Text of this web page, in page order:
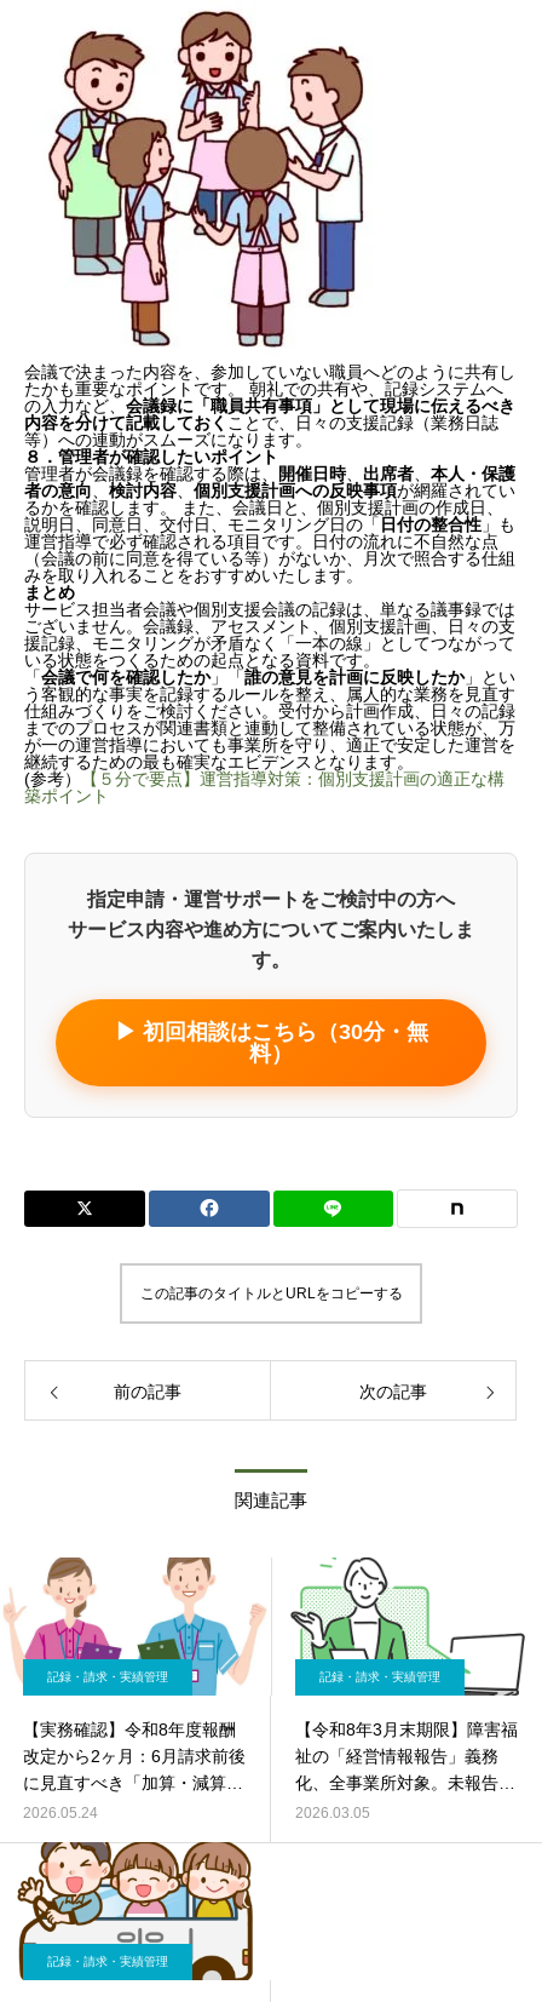
会議で決まった内容を、参加していない職員へどのように共有し
たかも重要なポイントです。 朝礼での共有や、記録システムへ
の入力など、 会議録に「職員共有事項」として現場に伝えるべき
内容を分けて記載しておく ことで、日々の支援記録（業務日誌
等）への連動がスムーズになります。
８．管理者が確認したいポイント
管理者が会議録を確認する際は、
開催日時、 出席者
本人・保護
者の意向
検討内容 個別支援計画への反映事項が網羅されてい
るかを確認します。 また、会議日と、個別支援計画の作成日、
説明日、同意日、交付日、モニタリング日の「 日付の整合性 」も
運営指導で必ず確認される項目です。日付の流れに不自然な点
（会議の前に同意を得ている等）がないか、月次で照合する仕組
みを取り入れることをおすすめいたします。
まとめ
サービス担当者会議や個別支援会議の記録は、単なる議事録では
ございません。会議録、アセスメント、個別支援計画、日々の支
援記録、モニタリングが矛盾なく「一本の線」としてつながって
いる状態をつくるための起点となる資料です。
「会議で何を確認したか」「誰の意見を計画に反映したか」とい
う客観的な事実を記録するルールを整え、属人的な業務を見直す
仕組みづくりをご検討ください。受付から計画作成、日々の記録
までのプロセスが関連書類と連動して整備されている状態が、万
が一の運営指導においても事業所を守り、適正で安定した運営を
継続するための最も確実なエビデンスとなります。
(参考）
【５分で要点】運営指導対策：個別支援計画の適正な構
築ポイント
指定申請・運営サポートをご検討中の方へ
サービス内容や進め方についてご案内いたしま
す。
▶ 初回相談はこちら（30分・無
料）
この記事のタイトルとURLをコピーする
前の記事 次の記事
関連記事
記録・請求・実績管理
【実務確認】令和8年度報酬
改定から2ヶ月：6月請求前後
に見直すべき「加算・減算・
記録」の整合性
2026.05.24
記録・請求・実績管理
【令和8年3月末期限】障害福
祉の「経営情報報告」義務
化、全事業所対象。未報告減
算を避けるための必須知識
2026.03.05
記録・請求・実績管理
５．相談支援専門員との連携と交付義務（令和6年度
報酬改定）
６．個別支援計画への反映が見えるか
７．会議後の職員共有の仕組み
８．管理者が確認したいポイント
まとめ